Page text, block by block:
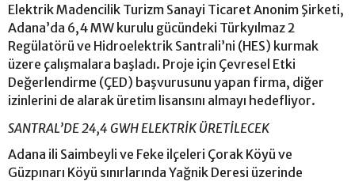
Elektrik Madencilik Turizm Sanayi Ticaret Anonim Şirketi,
Adana’da 6,4 MW kurulu gücündeki Türkyılmaz 2
Regülatörü ve Hidroelektrik Santrali’ni (HES) kurmak
üzere çalışmalara başladı. Proje için Çevresel Etki
Değerlendirme (ÇED) başvurusunu yapan firma, diğer
izinlerini de alarak üretim lisansını almayı hedefliyor.
SANTRAL’DE 24,4 GWH ELEKTRİK ÜRETİLECEK
Adana ili Saimbeyli ve Feke ilçeleri Çorak Köyü ve
Güzpınarı Köyü sınırlarında Yağnik Deresi üzerinde